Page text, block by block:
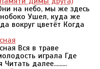
на небо, мы же здесь
Ушел, куда же
вокруг цветёт Когда
Вся в траве
играла Где
далее.........